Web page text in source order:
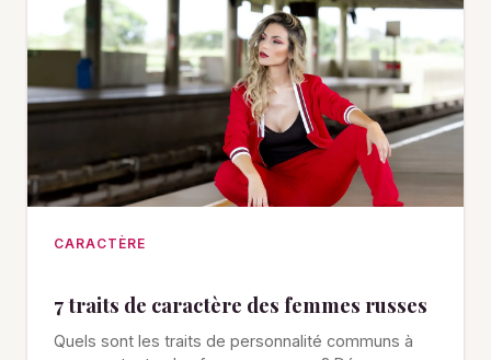
CARACTÈRE
7 traits de caractère des femmes russes
Quels sont les traits de personnalité communs à